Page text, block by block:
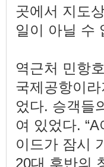
곳에서 지도
일이 아닐 수
역근처 민항
국제공항이
었다. 승객들
여 있었다.
이드가 잠시
20대 후반의